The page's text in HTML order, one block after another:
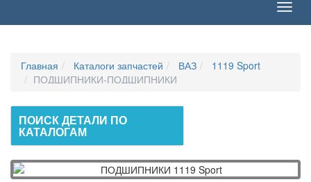
Главная Каталоги запчастей ВАЗ
1119 Sport
ПОДШИПНИКИ-ПОДШИПНИКИ
ПОИСК ДЕТАЛИ ПО
КАТАЛОГАМ